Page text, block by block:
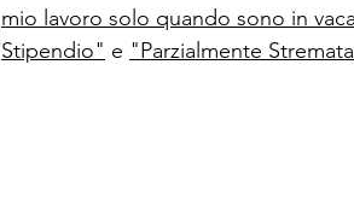
mio lavoro solo quando sono in
Stipendio" e "Parzialmente